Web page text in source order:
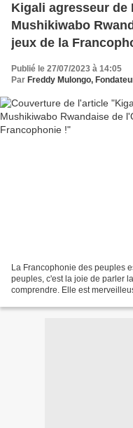
Kigali agresseur de
Mushikiwabo
jeux de la
Publié le 27/07/2023 à 14:05
Par Freddy Mulongo, Fondateur
La Francophonie des peuples
peuples, c'est la joie de parler
comprendre. Elle est